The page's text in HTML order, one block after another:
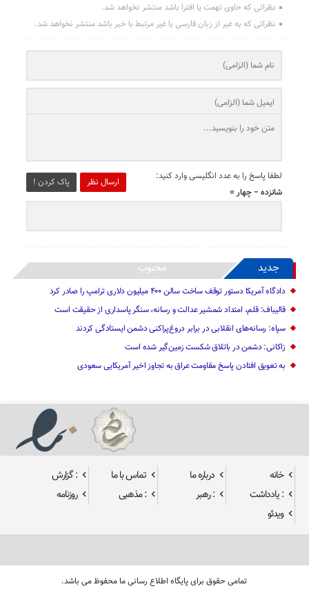
نظراتی که حاوی تهمت یا افترا باشد منتشر نخواهد شد.
نظراتی که به غیر از زبان فارسی یا غیر مرتبط با خبر باشد منتشر نخواهد شد.
ارسال نظر پاک کردن !
لطفا پاسخ را به عدد انگلیسی وارد کنید:
شانزده − چهار =
جدید محبوب
دادگاه آمریکا دستور توقف ساخت سالن ۴۰۰ میلیون دلاری ترامپ را صادر کرد
قالیباف: قلم، امتداد شمشیر عدالت و رسانه، سنگر پاسداری از حقیقت است
سپاه: رسانه‌های انقلابی در برابر دروغ‌پراکنی دشمن ایستادگی کردند
زاکانی: دشمن در باتلاق شکست زمین‌گیر شده است
به تعویق افتادن پاسخ مقاومت عراق به تجاوز اخیر آمریکایی سعودی
خانه درباره ما تماس با ما
: گزارش
: یادداشت
: رهبر : مذهبی
روزنامه
ویدئو
تمامی حقوق برای پایگاه اطلاع رسانی ما محفوظ می باشد.